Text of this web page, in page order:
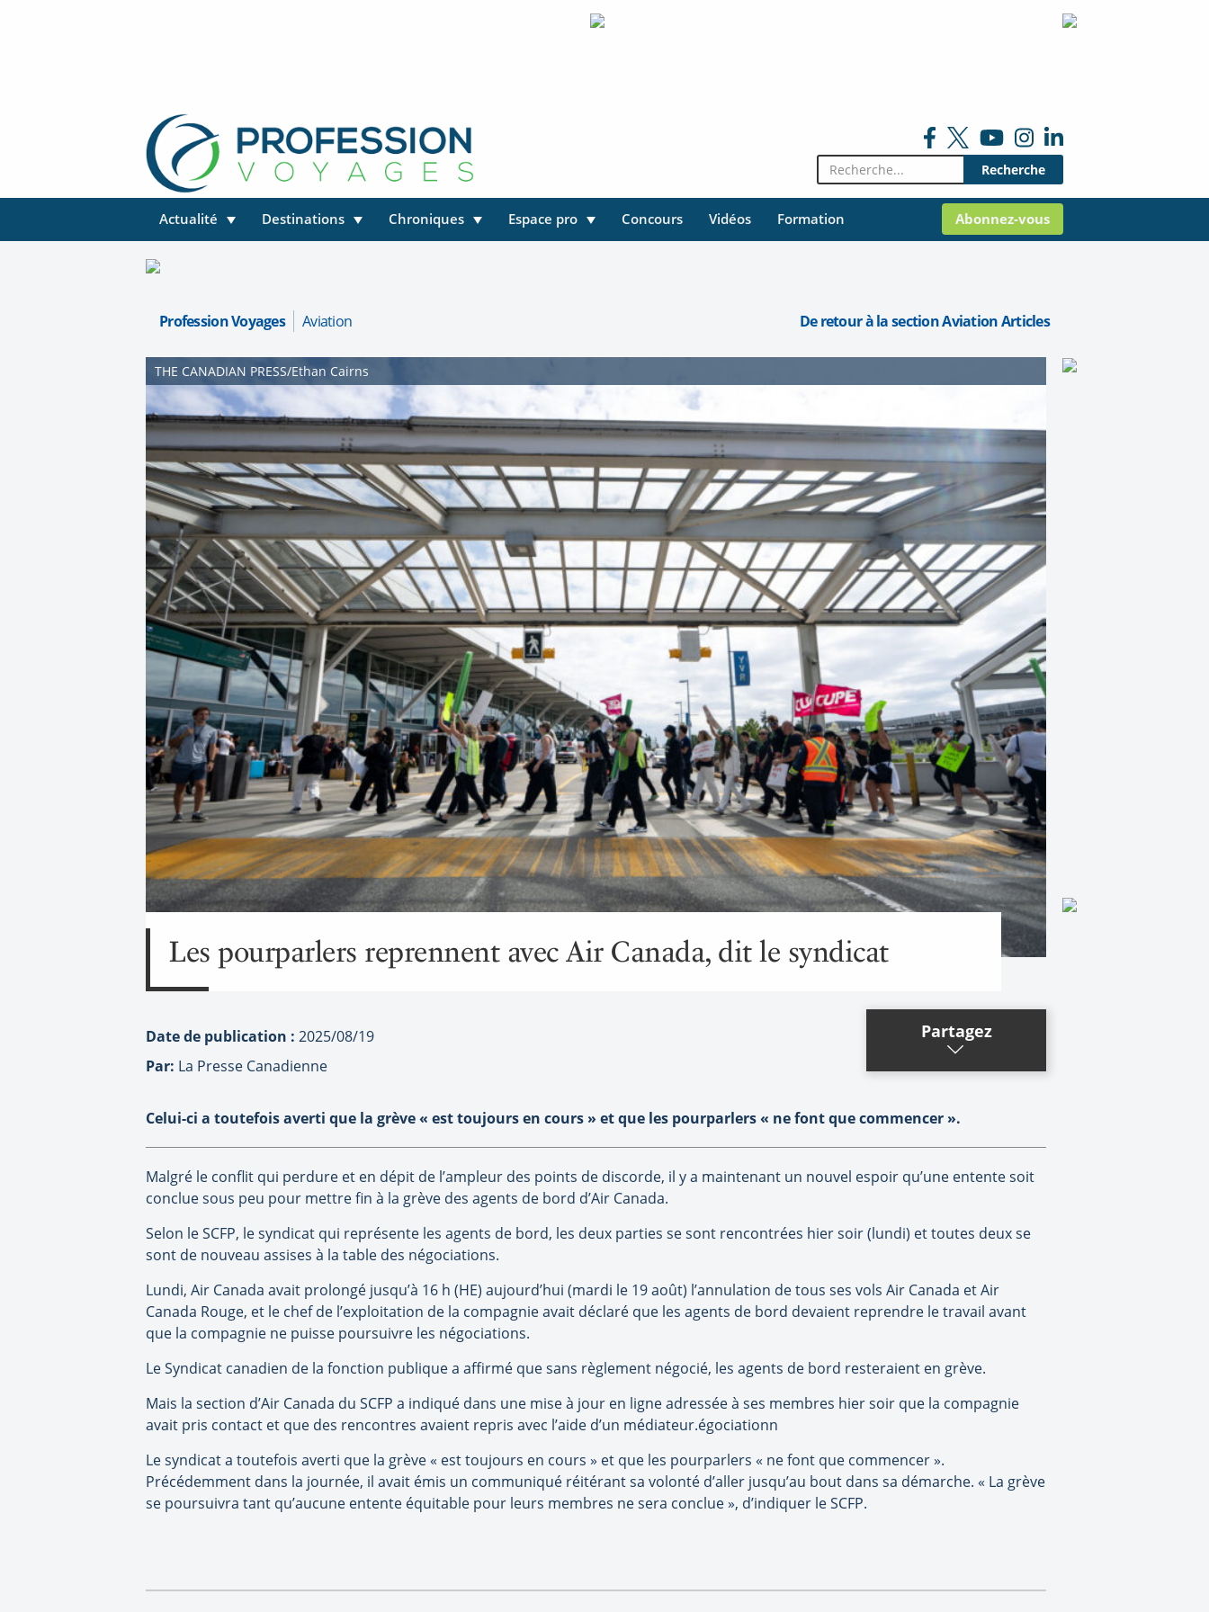
Rechercher:
Actualité Destinations Chroniques Espace pro Concours Vidéos Formation Abonnez-vous
Profession Voyages Aviation De retour à la section Aviation Articles
THE CANADIAN PRESS/Ethan Cairns
Les pourparlers reprennent avec Air Canada, dit le syndicat
Date de publication : 2025/08/19
Par: La Presse Canadienne
Partagez
Celui-ci a toutefois averti que la grève « est toujours en cours » et que les pourparlers « ne font que commencer ».
Malgré le conflit qui perdure et en dépit de l’ampleur des points de discorde, il y a maintenant un nouvel espoir qu’une entente soit
conclue sous peu pour mettre fin à la grève des agents de bord d’Air Canada.
Selon le SCFP, le syndicat qui représente les agents de bord, les deux parties se sont rencontrées hier soir (lundi) et toutes deux se
sont de nouveau assises à la table des négociations.
Lundi, Air Canada avait prolongé jusqu’à 16 h (HE) aujourd’hui (mardi le 19 août) l’annulation de tous ses vols Air Canada et Air
Canada Rouge, et le chef de l’exploitation de la compagnie avait déclaré que les agents de bord devaient reprendre le travail avant
que la compagnie ne puisse poursuivre les négociations.
Le Syndicat canadien de la fonction publique a affirmé que sans règlement négocié, les agents de bord resteraient en grève.
Mais la section d’Air Canada du SCFP a indiqué dans une mise à jour en ligne adressée à ses membres hier soir que la compagnie
avait pris contact et que des rencontres avaient repris avec l’aide d’un médiateur.égociationn
Le syndicat a toutefois averti que la grève « est toujours en cours » et que les pourparlers « ne font que commencer ».
Précédemment dans la journée, il avait émis un communiqué réitérant sa volonté d’aller jusqu’au bout dans sa démarche. « La grève
se poursuivra tant qu’aucune entente équitable pour leurs membres ne sera conclue », d’indiquer le SCFP.